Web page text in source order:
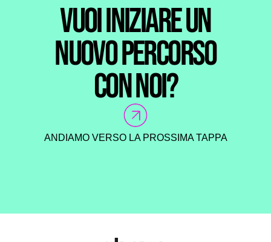
VUOI INIZIARE UN
NUOVO PERCORSO
CON NOI?
ANDIAMO VERSO LA PROSSIMA TAPPA